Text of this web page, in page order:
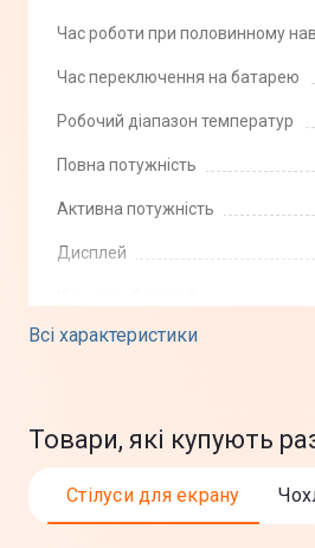
Всі характеристики
Час роботи при половинному
Час переключення на батарею
Робочий діапазон температур
Повна потужність
Активна потужність
Дисплей
Час повної зарядки батареї
Додаткова інформація
Роз'єми і
Товари, які купують
Стілуси для екрану